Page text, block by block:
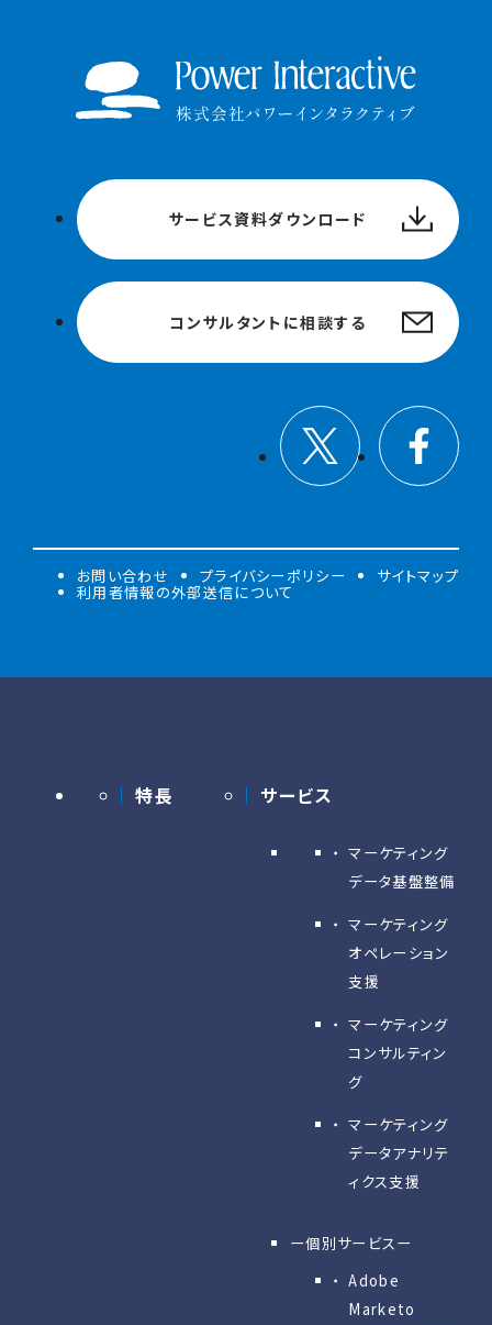
サービス資料ダウンロード
コンサルタントに相談する
お問い合わせ プライバシーポリシー サイトマップ
利用者情報の外部送信について
特長 サービス
マーケティング
データ基盤整備
マーケティング
オペレーション
支援
マーケティング
コンサルティン
グ
マーケティング
データアナリテ
ィクス支援
ー個別サービスー
Adobe
Marketo